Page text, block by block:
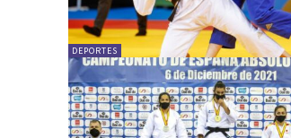
DEPORTES